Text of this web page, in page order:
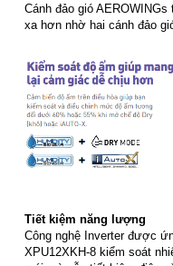
Cánh đảo gió
xa hơn nhờ hai cánh đảo
Tiết kiệm năng lượng
Công nghệ Inverter được
XPU12XKH-8 kiểm soát